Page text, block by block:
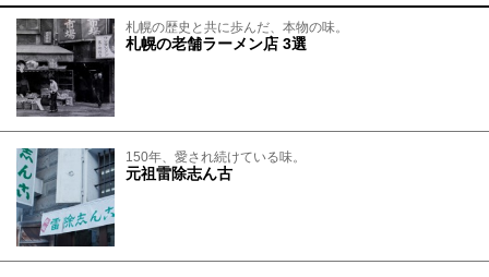
札幌の歴史と共に歩んだ、本物の味。
札幌の老舗ラーメン店 3選
150年、愛され続けている味。
元祖雷除志ん古